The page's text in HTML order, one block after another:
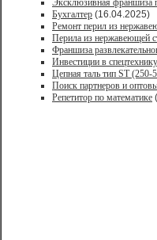
Эксклюзивная франшиза
Бухгалтер (16.04.2025)
Ремонт перил из
Перила из нержавеющей
Франшиза
Инвестиции в
Цепная таль тип ST
Поиск партнеров и
Репетитор по математике